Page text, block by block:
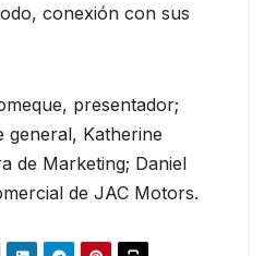
conexión con sus
presentador;
general, Katherine
de Marketing; Daniel
de JAC Motors.